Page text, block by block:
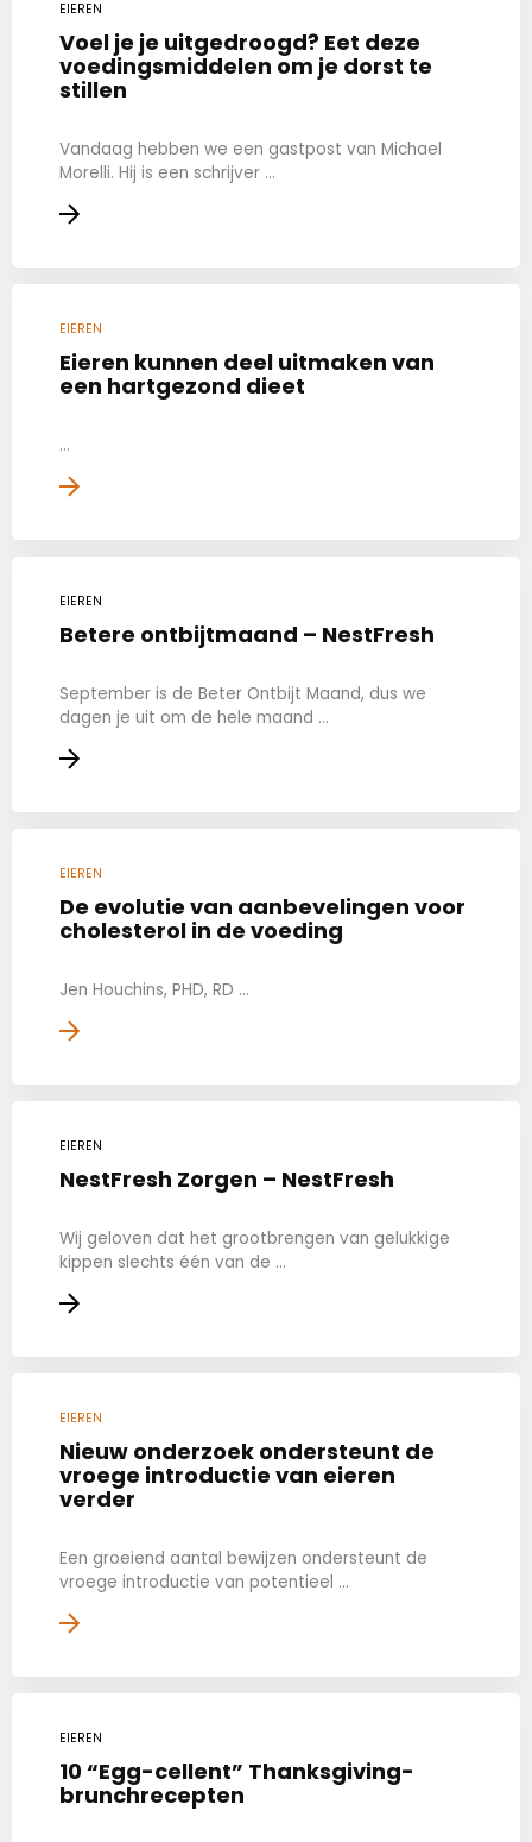
EIEREN
Voel je je uitgedroogd? Eet deze
voedingsmiddelen om je dorst te
stillen
Vandaag hebben we een gastpost van Michael
Morelli. Hij is een schrijver ...
EIEREN
Eieren kunnen deel uitmaken van
een hartgezond dieet
...
EIEREN
Betere ontbijtmaand – NestFresh
September is de Beter Ontbijt Maand, dus we
dagen je uit om de hele maand ...
EIEREN
De evolutie van aanbevelingen voor
cholesterol in de voeding
Jen Houchins, PHD, RD ...
EIEREN
NestFresh Zorgen – NestFresh
Wij geloven dat het grootbrengen van gelukkige
kippen slechts één van de ...
EIEREN
Nieuw onderzoek ondersteunt de
vroege introductie van eieren
verder
Een groeiend aantal bewijzen ondersteunt de
vroege introductie van potentieel ...
EIEREN
10 “Egg-cellent” Thanksgiving-
brunchrecepten